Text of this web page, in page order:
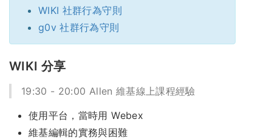
WIKI 社群行為守則
g0v 社群行為守則
WIKI 分享
19:30 - 20:00 Allen 維基線上課程經驗
使用平台，當時用 Webex
維基編輯的實務與困難